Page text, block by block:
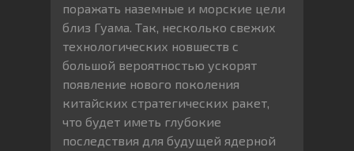
поражать наземные и морские цели
близ Гуама. Так, несколько свежих
технологических новшеств с
большой вероятностью ускорят
появление нового поколения
китайских стратегических ракет,
что будет иметь глубокие
последствия для будущей ядерной